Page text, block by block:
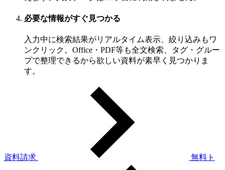
必要な情報がすぐ見つかる
入力中に検索結果がリアルタイム表示、絞り込みもワ
ンクリック。Office・PDF等も全文検索、タグ・グルー
プで整理できるから欲しい資料が素早く見つかりま
す。
資料請求 無料ト